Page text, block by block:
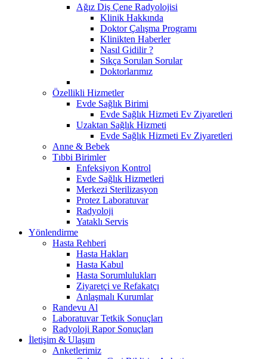
Ağız Diş Çene Radyolojisi
Klinik Hakkında
Doktor Çalışma Programı
Klinikten Haberler
Nasıl Gidilir ?
Sıkça Sorulan Sorular
Doktorlarımız
Özellikli Hizmetler
Evde Sağlık Birimi
Evde Sağlık Hizmeti Ev Ziyaretleri
Uzaktan Sağlık Hizmeti
Evde Sağlık Hizmeti Ev Ziyaretleri
Anne & Bebek
Tıbbi Birimler
Enfeksiyon Kontrol
Evde Sağlık Hizmetleri
Merkezi Sterilizasyon
Protez Laboratuvar
Radyoloji
Yataklı Servis
Yönlendirme
Hasta Rehberi
Hasta Hakları
Hasta Kabul
Hasta Sorumlulukları
Ziyaretçi ve Refakatçı
Anlaşmalı Kurumlar
Randevu Al
Laboratuvar Tetkik Sonuçları
Radyoloji Rapor Sonuçları
İletişim & Ulaşım
Anketlerimiz